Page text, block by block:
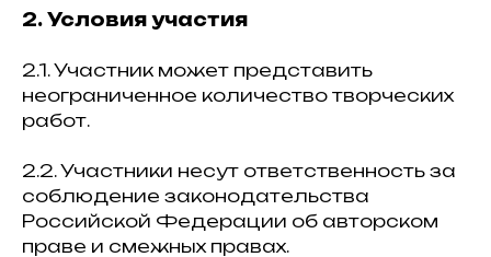
2. Условия участия
2.1. Участник может представить
неограниченное количество творческих
работ.
2.2. Участники несут ответственность за
соблюдение законодательства
Российской Федерации об авторском
праве и смежных правах.